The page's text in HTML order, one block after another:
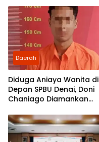
Daerah
Diduga Aniaya Wanita di
Depan SPBU Denai, Doni
Chaniago Diamankan